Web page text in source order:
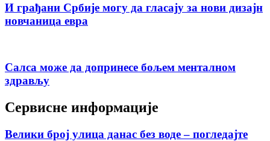
И грађани Србије могу да гласају за нови дизајн
новчаница евра
Салса може да допринесе бољем менталном
здрављу
Сервисне информације
Велики број улица данас без воде – погледајте